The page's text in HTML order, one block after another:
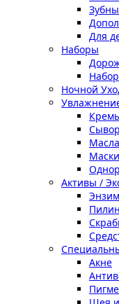
Для
Наборы
Ночной
Масла
Маски
Активы /
Акне